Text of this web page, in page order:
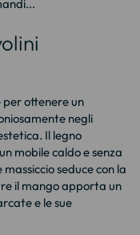
ottenere un
negli
Il legno
mobile caldo e senza
seduce con la
il mango apporta un
e le sue